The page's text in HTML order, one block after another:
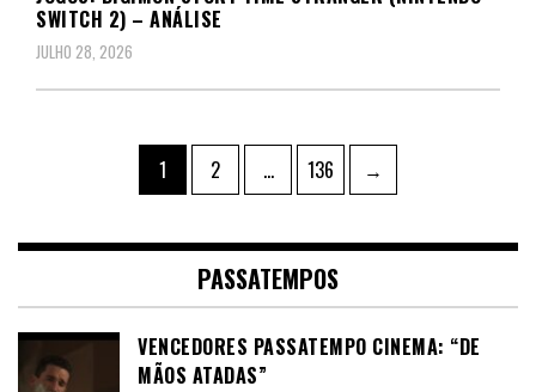
SWITCH 2) – ANÁLISE
JULHO 28, 2026
conteúdos
Page
1 Page
2 … Page
136 →
PASSATEMPOS
VENCEDORES PASSATEMPO CINEMA: “DE
MÃOS ATADAS”